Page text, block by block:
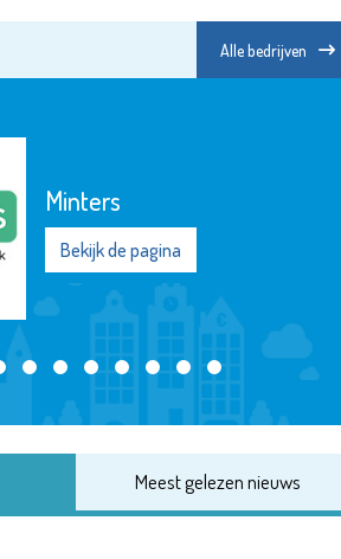
Alle bedrijven
Minters
Bekijk de pagina
Meest gelezen nieuws